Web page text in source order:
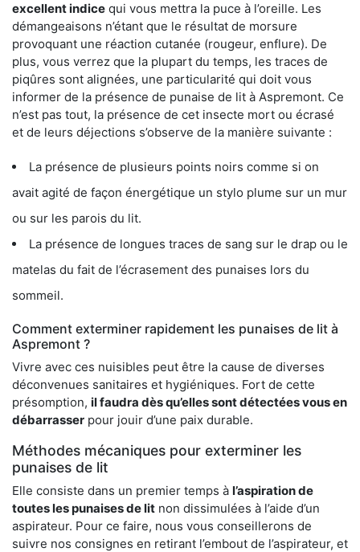
excellent indice qui vous mettra la puce à l’oreille. Les
démangeaisons n’étant que le résultat de morsure
provoquant une réaction cutanée (rougeur, enflure). De
plus, vous verrez que la plupart du temps, les traces de
piqûres sont alignées, une particularité qui doit vous
informer de la présence de punaise de lit à Aspremont. Ce
n’est pas tout, la présence de cet insecte mort ou écrasé
et de leurs déjections s’observe de la manière suivante :
La présence de plusieurs points noirs comme si on
avait agité de façon énergétique un stylo plume sur un mur
ou sur les parois du lit.
La présence de longues traces de sang sur le drap ou le
matelas du fait de l’écrasement des punaises lors du
sommeil.
Comment exterminer rapidement les punaises de lit à
Aspremont ?
Vivre avec ces nuisibles peut être la cause de diverses
déconvenues sanitaires et hygiéniques. Fort de cette
présomption, il faudra dès qu’elles sont détectées vous en
débarrasser pour jouir d’une paix durable.
Méthodes mécaniques pour exterminer les
punaises de lit
Elle consiste dans un premier temps à l’aspiration de
toutes les punaises de lit non dissimulées à l’aide d’un
aspirateur. Pour ce faire, nous vous conseillerons de
suivre nos consignes en retirant l’embout de l’aspirateur, et